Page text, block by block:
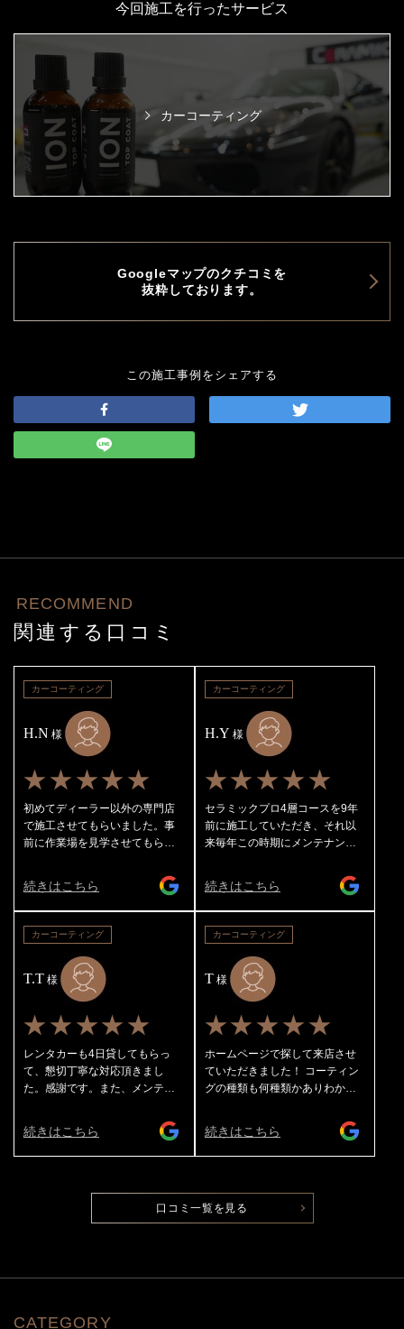
今回施工を行ったサービス
カーコーティング
Googleマップのクチコミを
抜粋しております。
この施工事例をシェアする
RECOMMEND
関連する口コミ
カーコーティング
H.N 様
★★★★★
初めてディーラー以外の専門店
で施工させてもらいました。事
前に作業場を見学させてもら
明を受けここに決めました。仕
上がりがとても美しく、細部ま
で丁寧に仕上げてくれていま
す。ありがとうございました😊
続きはこちら
カーコーティング
H.Y 様
★★★★★
セラミックプロ4層コースを9年
前に施工していただき、それ以
来毎年この時期にメンテナンス
ギュラーメンテナンスとライト
ポリッシュメンテナンスを交互
にしてもらっており今回はライ
トポリッシュでした☝️ レギュラ
ーでも十分ピカピカになり水弾
きもスゴイ（ボンネットや天井
の水滴は息を軽く吹きかけるだ
けで飛んでいきます笑）のです
が、ライトポリッシュになる
と・・・新車になります👍 室内
も完璧にキレイにしてくれま
す！ 私はガラス全面の撥水コー
ティングとホイールコーティン
す。水弾きを楽しみながらドラ
施工はもちろん素晴らしいので
すが20数年お世話になってるア
続きはこちら
カーコーティング
T.T 様
★★★★★
レンタカーも4日貸してもらっ
て、懇切丁寧な対応頂きまし
た。感謝です。また、メンテナ
続きはこちら
カーコーティング
T 様
★★★★★
ホームページで探して来店させ
ていただきました！ コーティン
グの種類も何種類かありわかり
業途中の様子も写真で撮ってみ
せてくださり安心して預けるこ
とができました。 ありがとうご
続きはこちら
口コミ一覧を見る
CATEGORY